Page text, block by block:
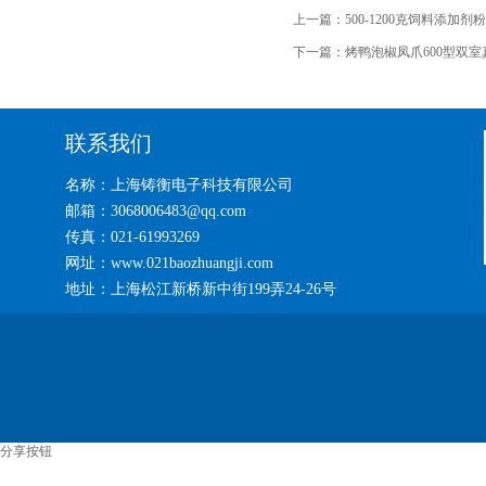
上一篇： 500-1200克饲料添加剂
下一篇： 烤鸭泡椒凤爪600型双
联系我们
名称：上海铸衡电子科技有限公司
邮箱：3068006483@qq.com
传真：021-61993269
网址：www.021baozhuangji.com
地址：上海松江新桥新中街199弄24-26号
分享按钮